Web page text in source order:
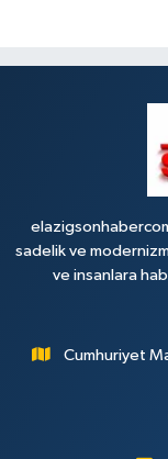
sadelik ve
ve insanlara
Cumhuriyet